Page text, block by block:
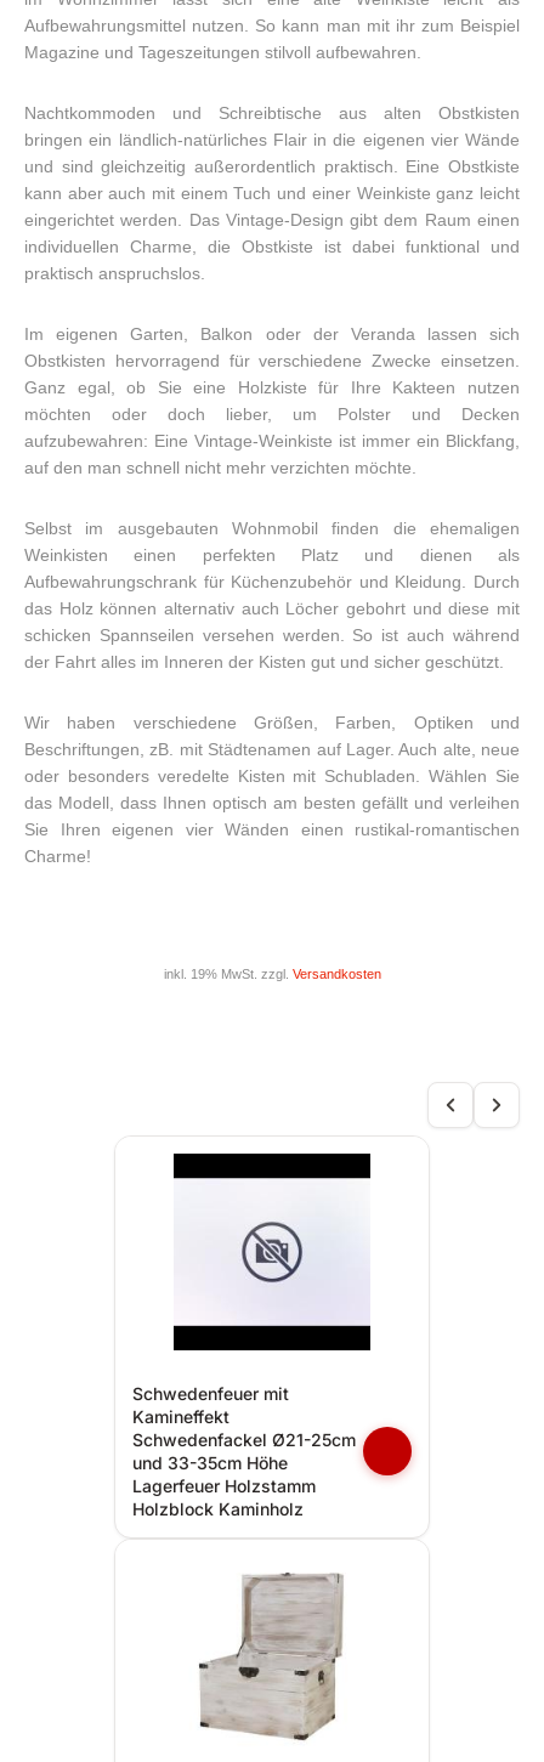
Aufbewahrungsmittel nutzen. So kann man mit ihr zum Beispiel
Magazine und Tageszeitungen stilvoll aufbewahren.
Nachtkommoden und Schreibtische aus alten Obstkisten
bringen ein ländlich-natürliches Flair in die eigenen vier Wände
und sind gleichzeitig außerordentlich praktisch. Eine Obstkiste
kann aber auch mit einem Tuch und einer Weinkiste ganz leicht
eingerichtet werden. Das Vintage-Design gibt dem Raum einen
individuellen Charme, die Obstkiste ist dabei funktional und
praktisch anspruchslos.
Im eigenen Garten, Balkon oder der Veranda lassen sich
Obstkisten hervorragend für verschiedene Zwecke einsetzen.
Ganz egal, ob Sie eine Holzkiste für Ihre Kakteen nutzen
möchten oder doch lieber, um Polster und Decken
aufzubewahren: Eine Vintage-Weinkiste ist immer ein Blickfang,
auf den man schnell nicht mehr verzichten möchte.
Selbst im ausgebauten Wohnmobil finden die ehemaligen
Weinkisten einen perfekten Platz und dienen als
Aufbewahrungschrank für Küchenzubehör und Kleidung. Durch
das Holz können alternativ auch Löcher gebohrt und diese mit
schicken Spannseilen versehen werden. So ist auch während
der Fahrt alles im Inneren der Kisten gut und sicher geschützt.
Wir haben verschiedene Größen, Farben, Optiken und
Beschriftungen, zB. mit Städtenamen auf Lager. Auch alte, neue
oder besonders veredelte Kisten mit Schubladen. Wählen Sie
das Modell, dass Ihnen optisch am besten gefällt und verleihen
Sie Ihren eigenen vier Wänden einen rustikal-romantischen
Charme!
inkl. 19% MwSt. zzgl. Versandkosten
Schwedenfeuer mit
Kamineffekt
Schwedenfackel Ø21-25cm
und 33-35cm Höhe
Lagerfeuer Holzstamm
Holzblock Kaminholz